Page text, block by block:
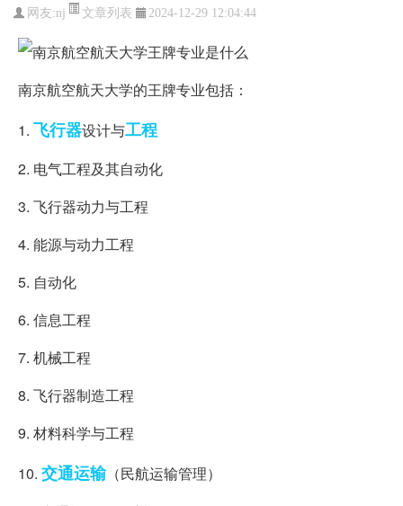
网友:nj 文章列表 2024-12-29 12:04:44
南京航空航天大学的王牌专业包括：
1. 飞行器设计与工程
2. 电气工程及其自动化
3. 飞行器动力与工程
4. 能源与动力工程
5. 自动化
6. 信息工程
7. 机械工程
8. 飞行器制造工程
9. 材料科学与工程
10. 交通运输（民航运输管理）